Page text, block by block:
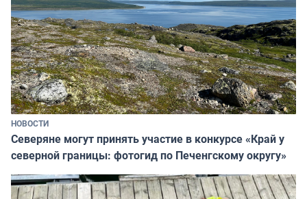
НОВОСТИ
Северяне могут принять участие в конкурсе «Край у
северной границы: фотогид по Печенгскому округу»